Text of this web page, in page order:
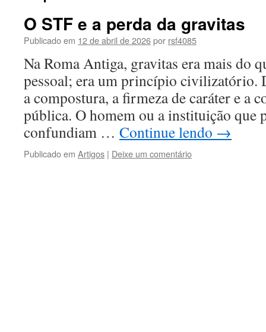
O STF e a perda da gravitas
Publicado em 12 de abril de 2026por rsf4085
Na Roma Antiga, gravitas era mais do
pessoal; era um princípio civilizatório.
a compostura, a firmeza de caráter e a
pública. O homem ou a instituição que
confundiam … Continue lendo →
Publicado em Artigos | Deixe um comentário